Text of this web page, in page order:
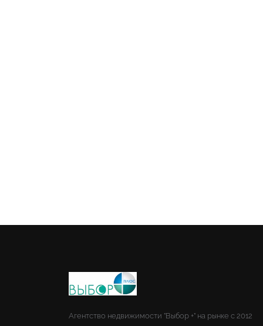
Агентство недвижимости "Выбор +" на рынке с 2012